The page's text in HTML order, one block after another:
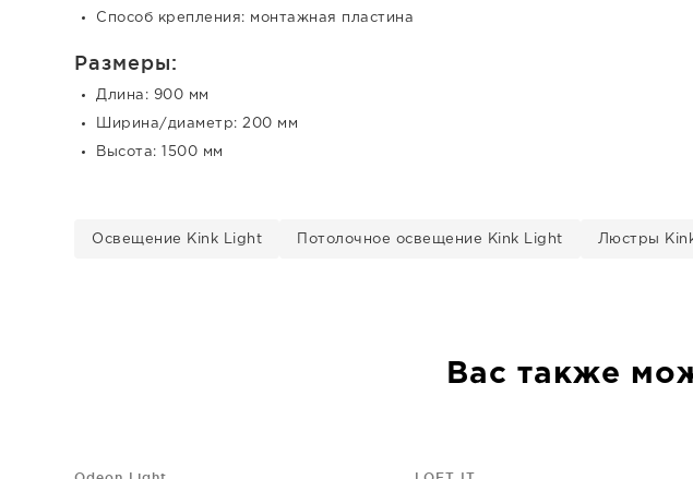
Способ крепления: монтажная пластина
Размеры:
Длина: 900 мм
Ширина/диаметр: 200 мм
Высота: 1500 мм
Освещение Kink Light Потолочное освещение Kink Light Люстры
Вас также